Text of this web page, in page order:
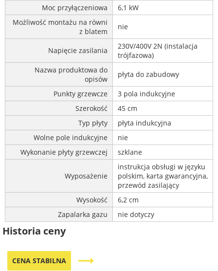
Moc przyłączeniowa
6,1 kW
Możliwość montażu na równi
z blatem
nie
Napięcie zasilania
230V/400V 2N (instalacja
trójfazowa)
Nazwa produktowa do
opisów
płyta do zabudowy
Punkty grzewcze
3 pola indukcyjne
Szerokość
45 cm
Typ płyty
płyta indukcyjna
Wolne pole indukcyjne
nie
Wykonanie płyty grzewczej
szklane
Wyposażenie
instrukcja obsługi w języku
polskim, karta gwarancyjna,
przewód zasilający
Wysokość
6,2 cm
Zapalarka gazu
nie dotyczy
Historia ceny
CENA STABILNA trending_flat